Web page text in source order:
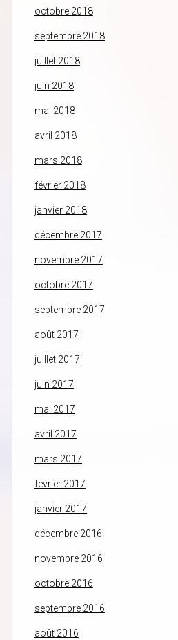
octobre 2018
septembre 2018
juillet 2018
juin 2018
mai 2018
avril 2018
mars 2018
février 2018
janvier 2018
décembre 2017
novembre 2017
octobre 2017
septembre 2017
août 2017
juillet 2017
juin 2017
mai 2017
avril 2017
mars 2017
février 2017
janvier 2017
décembre 2016
novembre 2016
octobre 2016
septembre 2016
août 2016